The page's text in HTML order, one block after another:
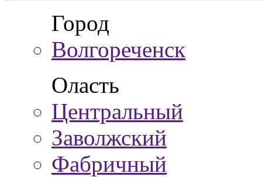
Город
Волгореченск
Оласть
Центральный
Заволжский
Фабричный